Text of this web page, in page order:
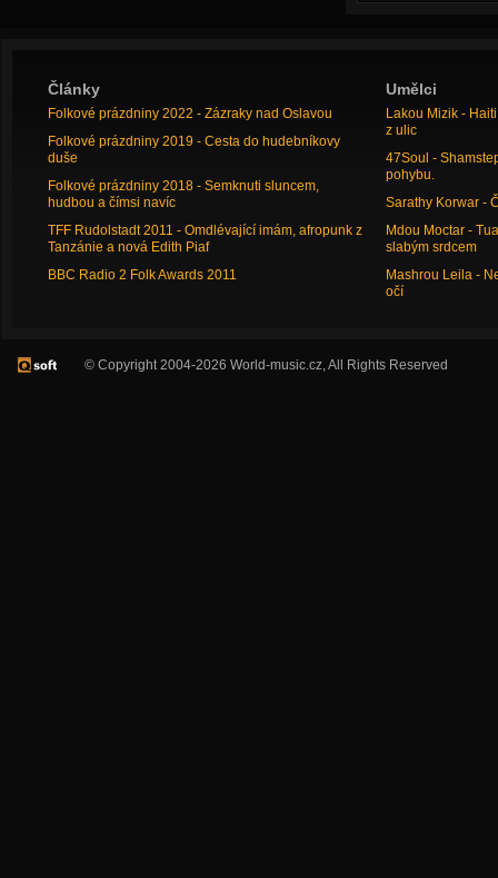
Články
Folkové prázdniny 2022 - Zázraky nad Oslavou
Folkové prázdniny 2019 - Cesta do hudebníkovy
duše
Folkové prázdniny 2018 - Semknuti sluncem,
hudbou a čímsi navíc
TFF Rudolstadt 2011 - Omdlévající imám, afropunk z
Tanzánie a nová Edith Piaf
BBC Radio 2 Folk Awards 2011
Umělci
Lakou Mizik -
z ulic
47Soul -
pohybu.
Sarathy Korwar -
Mdou Moctar -
slabým srdcem
Mashrou Leila -
očí
© Copyright 2004-2026 World-music.cz, All Rights Reserved